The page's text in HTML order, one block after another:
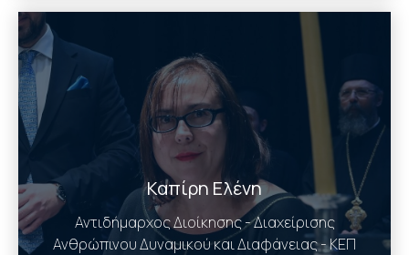
Καπίρη Ελένη
Αντιδήμαρχος Διοίκησης - Διαχείρισης
Ανθρώπινου Δυναμικού και Διαφάνειας - ΚΕΠ